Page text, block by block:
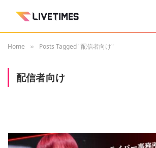
Home » Posts Tagged "配信者向け"
配信者向け